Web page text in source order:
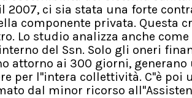
2007, ci sia stata una forte
componente privata. Questa
Lo studio analizza anche
del Ssn. Solo gli oneri
attorno ai 300 giorni,
per l''intera collettività. C''è poi
dal minor ricorso